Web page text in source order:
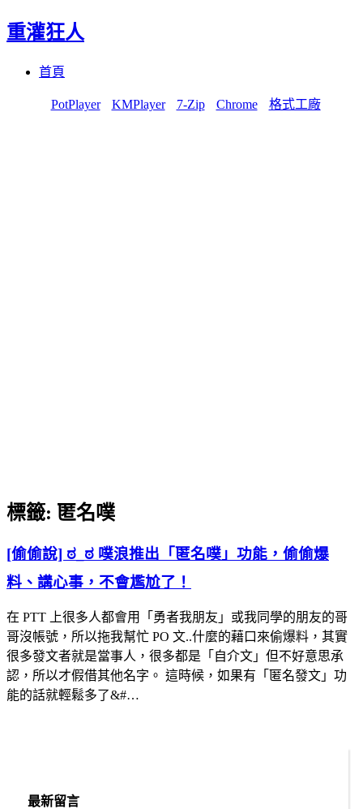
重灌狂人
首頁
PotPlayer KMPlayer 7-Zip Chrome 格式工廠
標籤: 匿名噗
[偷偷說] ಠ_ಠ 噗浪推出「匿名噗」功能，偷偷爆
料、講心事，不會尷尬了！
在 PTT 上很多人都會用「勇者我朋友」或我同學的朋友的哥
哥沒帳號，所以拖我幫忙 PO 文..什麼的藉口來偷爆料，其實
很多發文者就是當事人，很多都是「自介文」但不好意思承
認，所以才假借其他名字。 這時候，如果有「匿名發文」功
能的話就輕鬆多了&#…
最新留言